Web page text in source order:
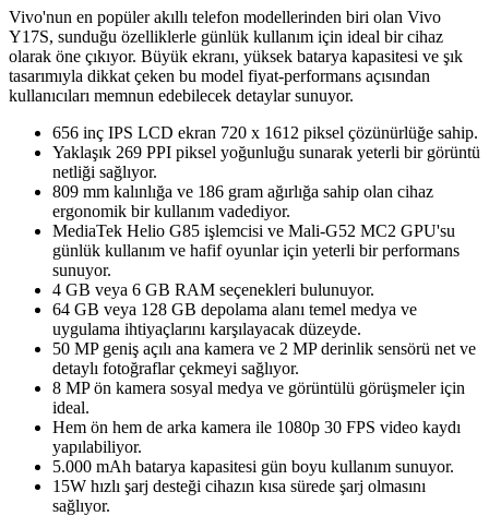
Vivo'nun en popüler akıllı telefon modellerinden biri olan Vivo
Y17S, sunduğu özelliklerle günlük kullanım için ideal bir cihaz
olarak öne çıkıyor. Büyük ekranı, yüksek batarya kapasitesi ve şık
tasarımıyla dikkat çeken bu model fiyat-performans açısından
kullanıcıları memnun edebilecek detaylar sunuyor.
656 inç IPS LCD ekran 720 x 1612 piksel çözünürlüğe sahip.
Yaklaşık 269 PPI piksel yoğunluğu sunarak yeterli bir görüntü
netliği sağlıyor.
809 mm kalınlığa ve 186 gram ağırlığa sahip olan cihaz
ergonomik bir kullanım vadediyor.
MediaTek Helio G85 işlemcisi ve Mali-G52 MC2 GPU'su
günlük kullanım ve hafif oyunlar için yeterli bir performans
sunuyor.
4 GB veya 6 GB RAM seçenekleri bulunuyor.
64 GB veya 128 GB depolama alanı temel medya ve
uygulama ihtiyaçlarını karşılayacak düzeyde.
50 MP geniş açılı ana kamera ve 2 MP derinlik sensörü net ve
detaylı fotoğraflar çekmeyi sağlıyor.
8 MP ön kamera sosyal medya ve görüntülü görüşmeler için
ideal.
Hem ön hem de arka kamera ile 1080p 30 FPS video kaydı
yapılabiliyor.
5.000 mAh batarya kapasitesi gün boyu kullanım sunuyor.
15W hızlı şarj desteği cihazın kısa sürede şarj olmasını
sağlıyor.